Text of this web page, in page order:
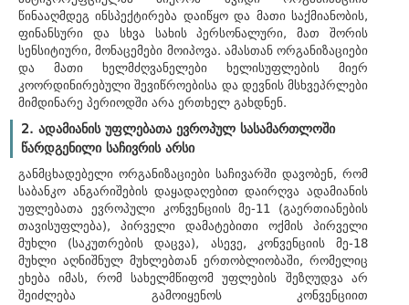
წინააღმდეგ ინსპექტირება დაიწყო და მათი საქმიანობის,
ფინანსური და სხვა სახის პერსონალური, მათ შორის
სენსიტიური, მონაცემები მოიპოვა. ამასთან ორგანიზაციები
და მათი ხელმძღვანელები ხელისუფლების მიერ
კოორდინირებული შევიწროებისა და დევნის მსხვეპრლები
მიმდინარე პერიოდში არა ერთხელ გახდნენ.
2. ადამიანის უფლებათა ევროპულ სასამართლოში
წარდგენილი საჩივრის არსი
განმცხადებელი ორგანიზაციები საჩივარში დავობენ, რომ
საბანკო ანგარიშების დაყადაღებით დაირღვა ადამიანის
უფლებათა ევროპული კონვენციის მე-11 (გაერთიანების
თავისუფლება), პირველი დამატებითი ოქმის პირველი
მუხლი (საკუთრების დაცვა), ასევე, კონვენციის მე-18
მუხლი აღნიშნულ მუხლებთან ერთობლიობაში, რომელიც
ეხება იმას, რომ სახელმწიფომ უფლების შეზღუდვა არ
შეიძლება გამოიყენოს კონვენციით